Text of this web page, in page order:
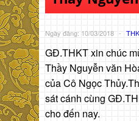
Ngày đăng: 10/03/2018 -
GĐ.THKT xin chúc
Thầy Nguyễn văn
của Cô Ngọc
sát cánh cùng
cho đến nay.